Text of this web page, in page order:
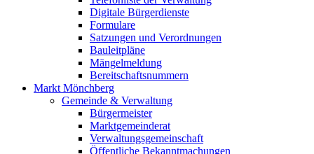
Digitale Bürgerdienste
Formulare
Satzungen und Verordnungen
Bauleitpläne
Mängelmeldung
Bereitschaftsnummern
Markt Mönchberg
Gemeinde & Verwaltung
Bürgermeister
Marktgemeinderat
Verwaltungsgemeinschaft
Öffentliche Bekanntmachungen